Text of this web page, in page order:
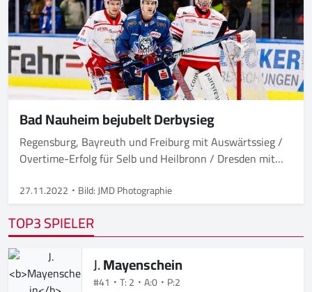
Bad Nauheim bejubelt Derbysieg
Regensburg, Bayreuth und Freiburg mit Auswärtssieg /
Overtime-Erfolg für Selb und Heilbronn / Dresden mit
27.11.2022 Bild: JMD Photographie
TOP3 SPIELER
J.Mayenschein
#41 T: 2 A:0 P:2